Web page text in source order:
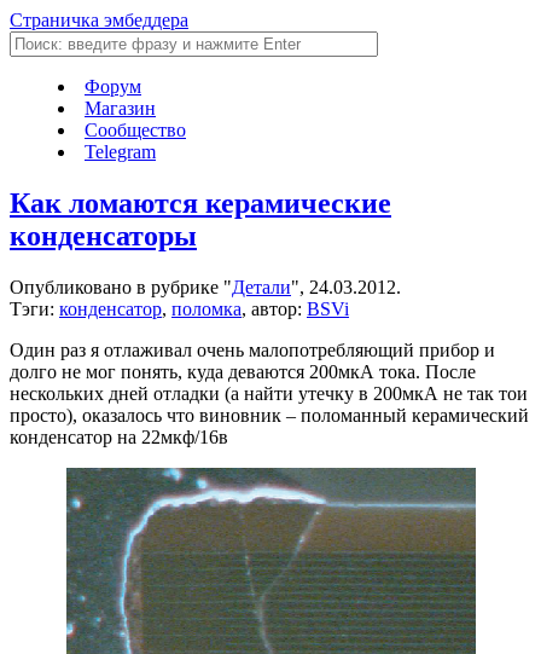
Страничка эмбеддера
Форум
Магазин
Сообщество
Telegram
Как ломаются керамические
конденсаторы
Опубликовано в рубрике "Детали", 24.03.2012.
Тэги: конденсатор, поломка, автор: BSVi
Один раз я отлаживал очень малопотребляющий прибор и
долго не мог понять, куда деваются 200мкА тока. После
нескольких дней отладки (а найти утечку в 200мкА не так тои
просто), оказалось что виновник – поломанный керамический
конденсатор на 22мкф/16в